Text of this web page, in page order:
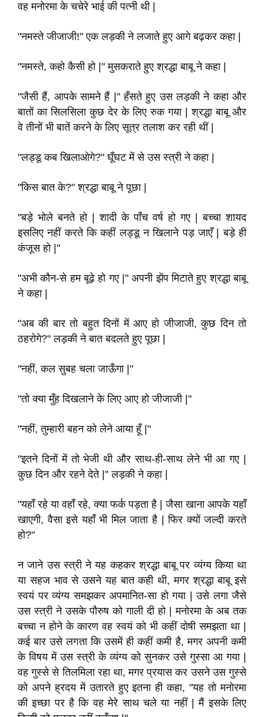
वह मनोरमा के चचेरे भाई की पत्नी थी |
"नमस्ते जीजाजी!" एक लड़की ने लजाते हुए आगे बढ़कर कहा |
"नमस्ते, कहो कैसी हो |" मुसकराते हुए श्रद्धा बाबू ने कहा |
"जैसी हैं, आपके सामने हैं |" हँसते हुए उस लड़की ने कहा और
बातों का सिलसिला कुछ देर के लिए रुक गया | श्रद्धा बाबू और
वे तीनों भी बातें करने के लिए सूत्र तलाश कर रही थीं |
"लड्डू कब खिलाओगे?" घूँघट में से उस स्त्री ने कहा |
"किस बात के?" श्रद्धा बाबू ने पूछा |
"बड़े भोले बनते हो | शादी के पाँच वर्ष हो गए | बच्चा शायद
इसलिए नहीं करते कि कहीं लड्डू न खिलाने पड़ जाएँ | बड़े ही
कंजूस हो |"
"अभी कौन-से हम बूढ़े हो गए |" अपनी झेंप मिटाते हुए श्रद्धा बाबू
ने कहा |
"अब की बार तो बहुत दिनों में आए हो जीजाजी, कुछ दिन तो
ठहरोगे?" लड़की ने बात बदलते हुए पूछा |
"नहीं, कल सुबह चला जाऊँगा |"
"तो क्या मुँह दिखलाने के लिए आए हो जीजाजी |"
"नहीं, तुम्हारी बहन को लेने आया हूँ |"
"इतने दिनों में तो भेजी थी और साथ-ही-साथ लेने भी आ गए |
कुछ दिन और रहने देते |" लड़की ने कहा |
"यहाँ रहे या वहाँ रहे, क्या फर्क पड़ता है | जैसा खाना आपके यहाँ
खाएगी, वैसा इसे यहाँ भी मिल जाता है | फिर क्यों जल्दी करते
हो?"
न जाने उस स्त्री ने यह कहकर श्रद्धा बाबू पर व्यंग्य किया था
या सहज भाव से उसने यह बात कही थी, मगर श्रद्धा बाबू इसे
स्वयं पर व्यंग्य समझकर अपमानित-सा हो गया | उसे लगा जैसे
उस स्त्री ने उसके पौरुष को गाली दी हो | मनोरमा के अब तक
बच्चा न होने के कारण वह स्वयं को भी कहीं दोषी समझता था |
कई बार उसे लगता कि उसमें ही कहीं कमी है, मगर अपनी कमी
के विषय में उस स्त्री के व्यंग्य को सुनकर उसे गुस्सा आ गया |
वह गुस्से से तिलमिला रहा था, मगर प्रयास कर उसने उस गुस्से
को अपने ह्रदय में उतारते हुए इतना ही कहा, "यह तो मनोरमा
की इच्छा पर है कि वह मेरे साथ चले या नहीं | मैं इसके लिए